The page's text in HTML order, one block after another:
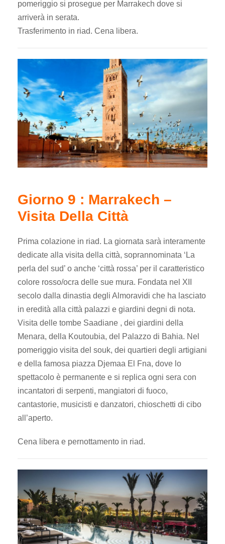
pomeriggio si prosegue per Marrakech dove si
arriverà in serata.
Trasferimento in riad. Cena libera.
Giorno 9 : Marrakech –
Visita Della Città
Prima colazione in riad. La giornata sarà interamente
dedicate alla visita della città, soprannominata ‘La
perla del sud’ o anche ‘città rossa’ per il caratteristico
colore rosso/ocra delle sue mura. Fondata nel XII
secolo dalla dinastia degli Almoravidi che ha lasciato
in eredità alla città palazzi e giardini degni di nota.
Visita delle tombe Saadiane , dei giardini della
Menara, della Koutoubia, del Palazzo di Bahia. Nel
pomeriggio visita del souk, dei quartieri degli artigiani
e della famosa piazza Djemaa El Fna, dove lo
spettacolo è permanente e si replica ogni sera con
incantatori di serpenti, mangiatori di fuoco,
cantastorie, musicisti e danzatori, chioschetti di cibo
all’aperto.
Cena libera e pernottamento in riad.